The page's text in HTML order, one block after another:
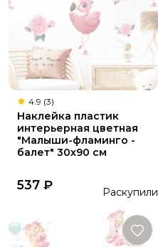
4.9 (3)
Наклейка пластик
интерьерная цветная
"Малыши-фламинго -
балет" 30х90 см
537 ₽ Раскупили